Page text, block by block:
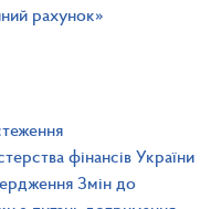
рахунок»
фінансів України
Змін до